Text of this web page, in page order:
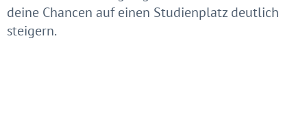
deine Chancen auf einen Studienplatz deutlich
steigern.